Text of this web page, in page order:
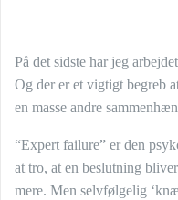
På det sidste har jeg
Og der er et vigtigt begreb
en masse andre
“Expert failure” er den
at tro, at en beslutning
mere. Men selvfølgelig